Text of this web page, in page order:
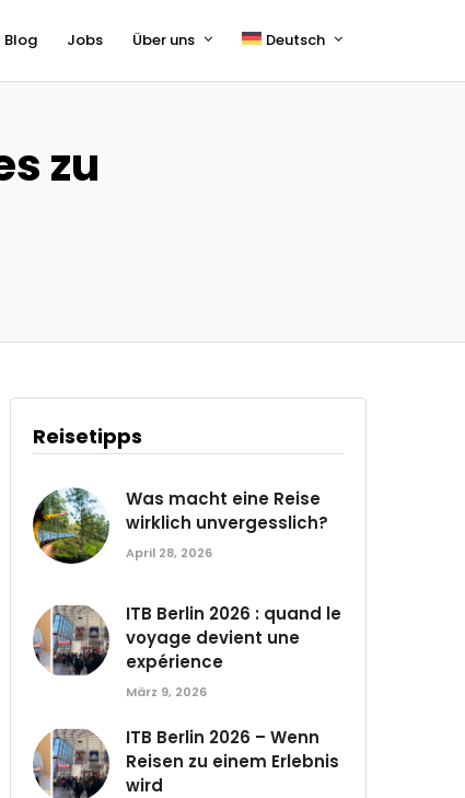
Blog Jobs Über uns Deutsch
zu
Reisetipps
Was macht eine Reise
wirklich unvergesslich?
April 28, 2026
ITB Berlin 2026 : quand le
voyage devient une
expérience
März 9, 2026
ITB Berlin 2026 – Wenn
Reisen zu einem Erlebnis
wird